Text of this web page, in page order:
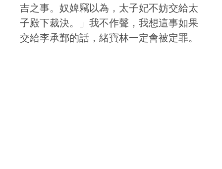
吉之事。奴婢竊以為，太子妃不妨交給太
子殿下裁決。」我不作聲，我想這事如果
交給李承鄞的話，緒寶林一定會被定罪。